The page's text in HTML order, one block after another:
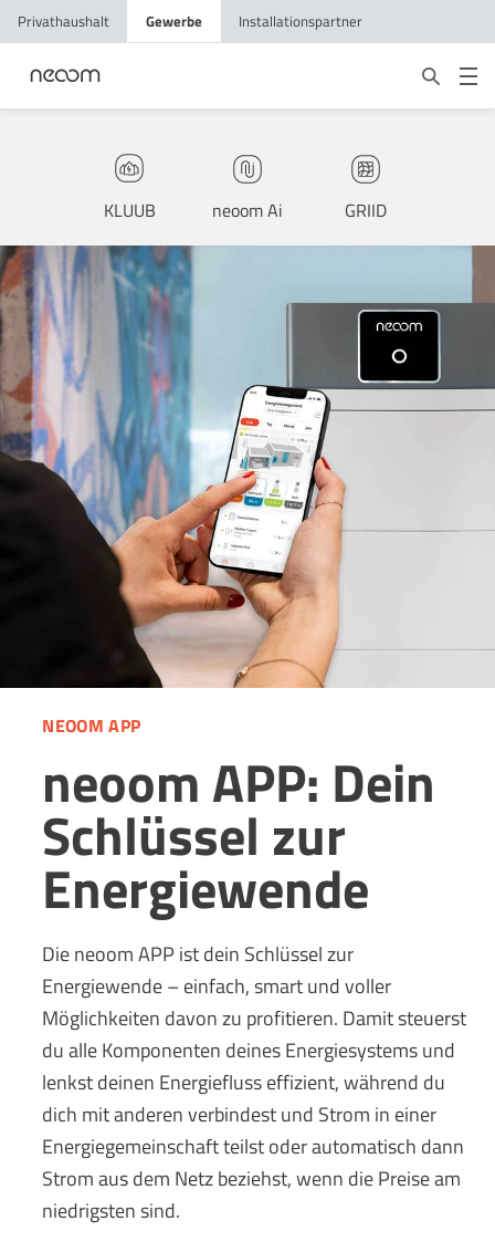
Privathaushalt Gewerbe Installationspartner
KLUUB neoom Ai GRIID
NEOOM APP
neoom APP: Dein
Schlüssel zur
Energiewende
Die neoom APP ist dein Schlüssel zur
Energiewende – einfach, smart und voller
Möglichkeiten davon zu profitieren. Damit steuerst
du alle Komponenten deines Energiesystems und
lenkst deinen Energiefluss effizient, während du
dich mit anderen verbindest und Strom in einer
Energiegemeinschaft teilst oder automatisch dann
Strom aus dem Netz beziehst, wenn die Preise am
niedrigsten sind.